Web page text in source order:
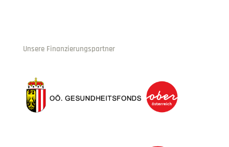
Unsere Finanzierungspartner